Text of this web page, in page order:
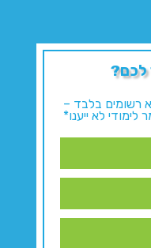
לכם?
רשומים בלבד –
לא ייענו*